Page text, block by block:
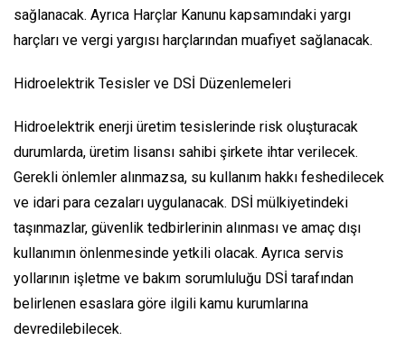
sağlanacak. Ayrıca Harçlar Kanunu kapsamındaki yargı
harçları ve vergi yargısı harçlarından muafiyet sağlanacak.
Hidroelektrik Tesisler ve DSİ Düzenlemeleri
Hidroelektrik enerji üretim tesislerinde risk oluşturacak
durumlarda, üretim lisansı sahibi şirkete ihtar verilecek.
Gerekli önlemler alınmazsa, su kullanım hakkı feshedilecek
ve idari para cezaları uygulanacak. DSİ mülkiyetindeki
taşınmazlar, güvenlik tedbirlerinin alınması ve amaç dışı
kullanımın önlenmesinde yetkili olacak. Ayrıca servis
yollarının işletme ve bakım sorumluluğu DSİ tarafından
belirlenen esaslara göre ilgili kamu kurumlarına
devredilebilecek.